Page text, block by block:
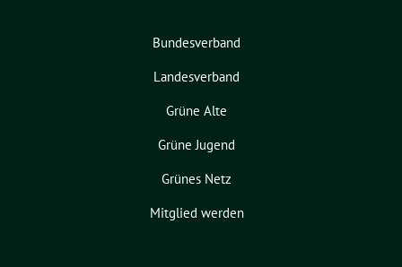
Bundesverband
Landesverband
Grüne Alte
Grüne Jugend
Grünes Netz
Mitglied werden